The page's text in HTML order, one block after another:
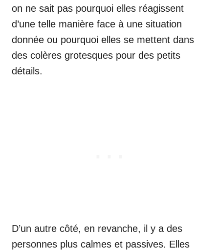
on ne sait pas pourquoi elles réagissent
d’une telle manière face à une situation
donnée ou pourquoi elles se mettent dans
des colères grotesques pour des petits
détails.
D’un autre côté, en revanche, il y a des
personnes plus calmes et passives. Elles